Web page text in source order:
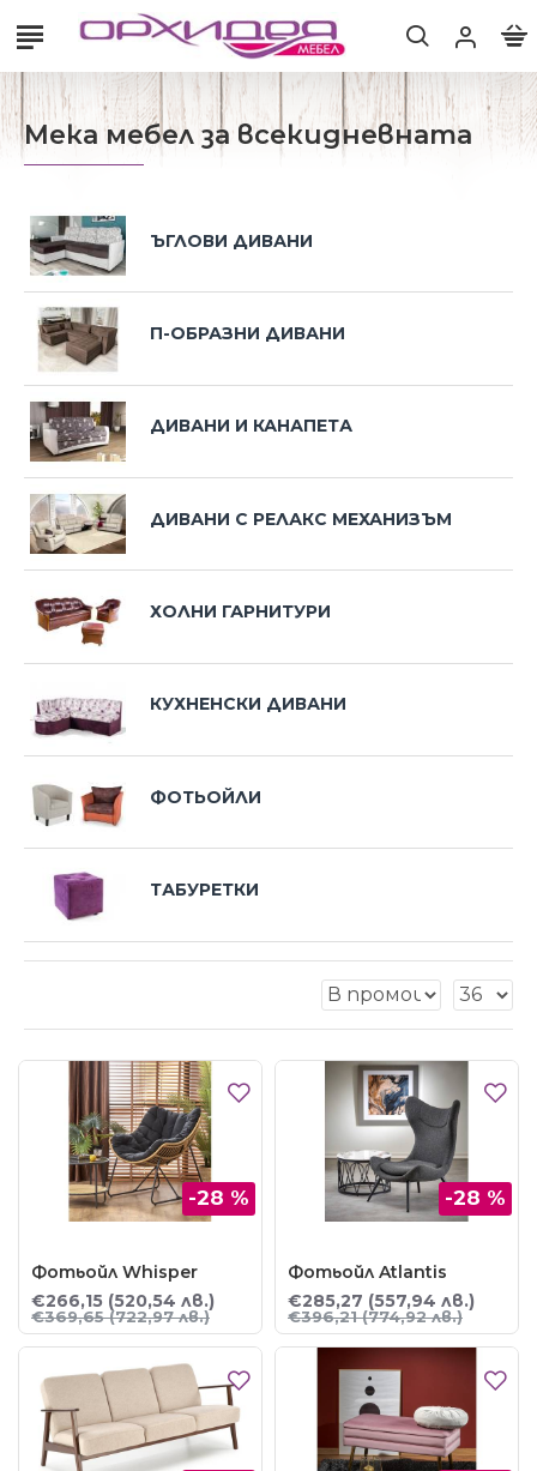
Мека мебел за всекидневната
ЪГЛОВИ ДИВАНИ
П-ОБРАЗНИ ДИВАНИ
ДИВАНИ И КАНАПЕТА
ДИВАНИ С РЕЛАКС МЕХАНИЗЪМ
ХОЛНИ ГАРНИТУРИ
КУХНЕНСКИ ДИВАНИ
ФОТЬОЙЛИ
ТАБУРЕТКИ
-28 %
Фотьойл Whisper
€266,15 (520,54 лв.)
€369,65(722,97 лв.)
-28 %
Фотьойл Atlantis
€285,27 (557,94 лв.)
€396,21(774,92 лв.)